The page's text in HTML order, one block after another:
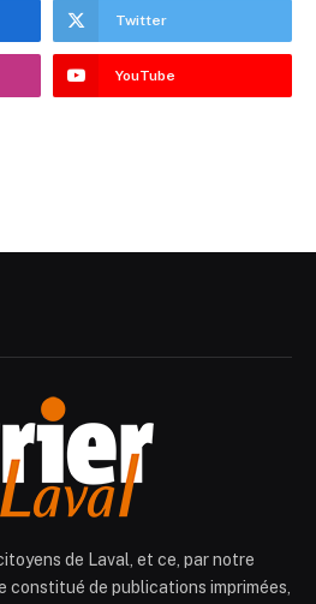
Twitter
YouTube
de Laval, et ce, par notre
constitué de publications imprimées,